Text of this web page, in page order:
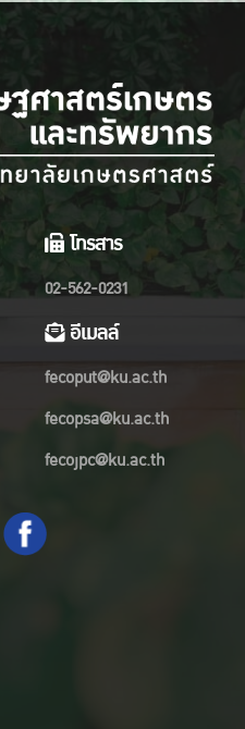
โทรสาร
02-562-0231
อีเมลล์
fecoput@ku.ac.th
fecopsa@ku.ac.th
fecojpc@ku.ac.th